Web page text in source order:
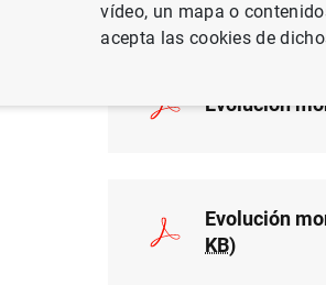
Evolución
Evolución
KB)
vídeo, un mapa o
acepta las cookies de